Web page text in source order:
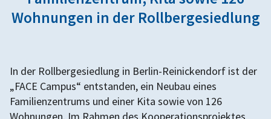
Wohnungen in der Rollbergesiedlung
In der Rollbergesiedlung in Berlin-Reinickendorf ist der
„FACE Campus“ entstanden, ein Neubau eines
Familienzentrums und einer Kita sowie von 126